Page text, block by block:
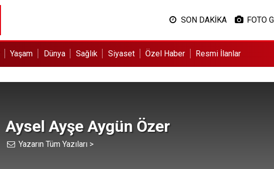
SON DAKİKA FOTO
Yaşam Dünya Sağlık Siyaset Özel Haber Resmi İlanlar
Aysel Ayşe Aygün Özer
Yazarın Tüm Yazıları >